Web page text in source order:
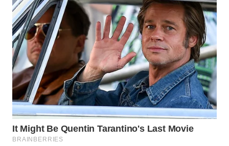
WN
TAPANULI
SELATAN
WN
TANJUNG
LESUNG
WN
KARO